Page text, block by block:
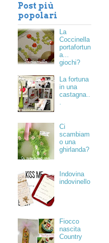
Post più
popolari
La
Coccinella
portafortun
a...
giochi?
La fortuna
in una
castagna..
.
Ci
scambiam
o una
ghirlanda?
Indovina
indovinello
Fiocco
nascita
Country